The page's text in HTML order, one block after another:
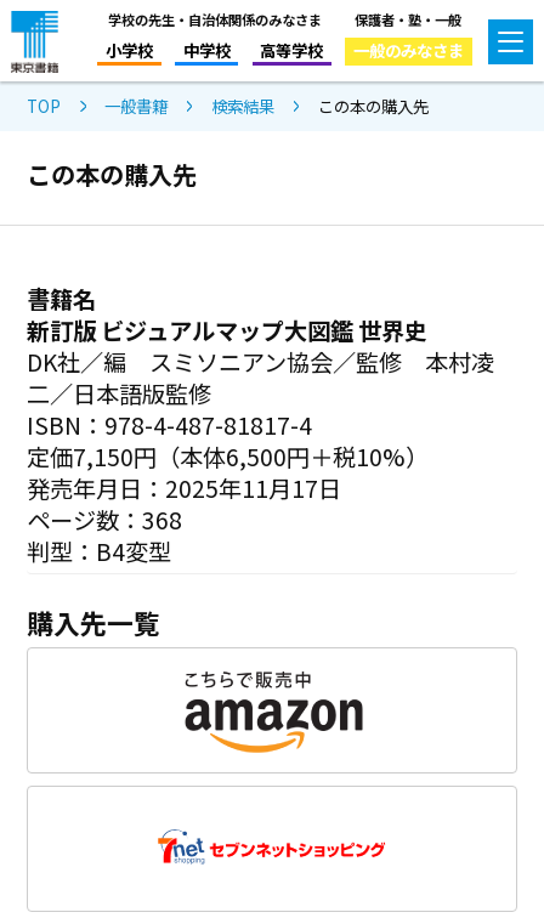
学校の先生・自治体関係のみなさま
小学校 中学校 高等学校
保護者・塾・一般
一般のみなさま
TOP 一般書籍 検索結果 この本の購入先
この本の購入先
書籍名
新訂版 ビジュアルマップ大図鑑 世界史
DK社／編 スミソニアン協会／監修 本村凌
二／日本語版監修
ISBN：978-4-487-81817-4
定価7,150円（本体6,500円＋税10%）
発売年月日：2025年11月17日
ページ数：368
判型：B4変型
購入先一覧